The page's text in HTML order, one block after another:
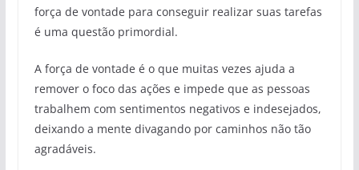
força de vontade para conseguir realizar suas tarefas
é uma questão primordial.
A força de vontade é o que muitas vezes ajuda a
remover o foco das ações e impede que as pessoas
trabalhem com sentimentos negativos e indesejados,
deixando a mente divagando por caminhos não tão
agradáveis.